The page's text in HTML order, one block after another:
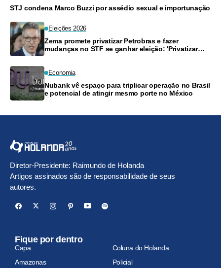
STJ condena Marco Buzzi por assédio sexual e importunação
Eleições 2026
Zema promete privatizar Petrobras e fazer
mudanças no STF se ganhar eleição: 'Privatizar
Economia
Nubank vê espaço para triplicar operação no Brasil
e potencial de atingir mesmo porte no México
Diretor-Presidente: Raimundo de Holanda
Artigos assinados são de responsabilidade de seus
autores.
Fique por dentro
Capa
Coluna do Holanda
Amazonas
Policial